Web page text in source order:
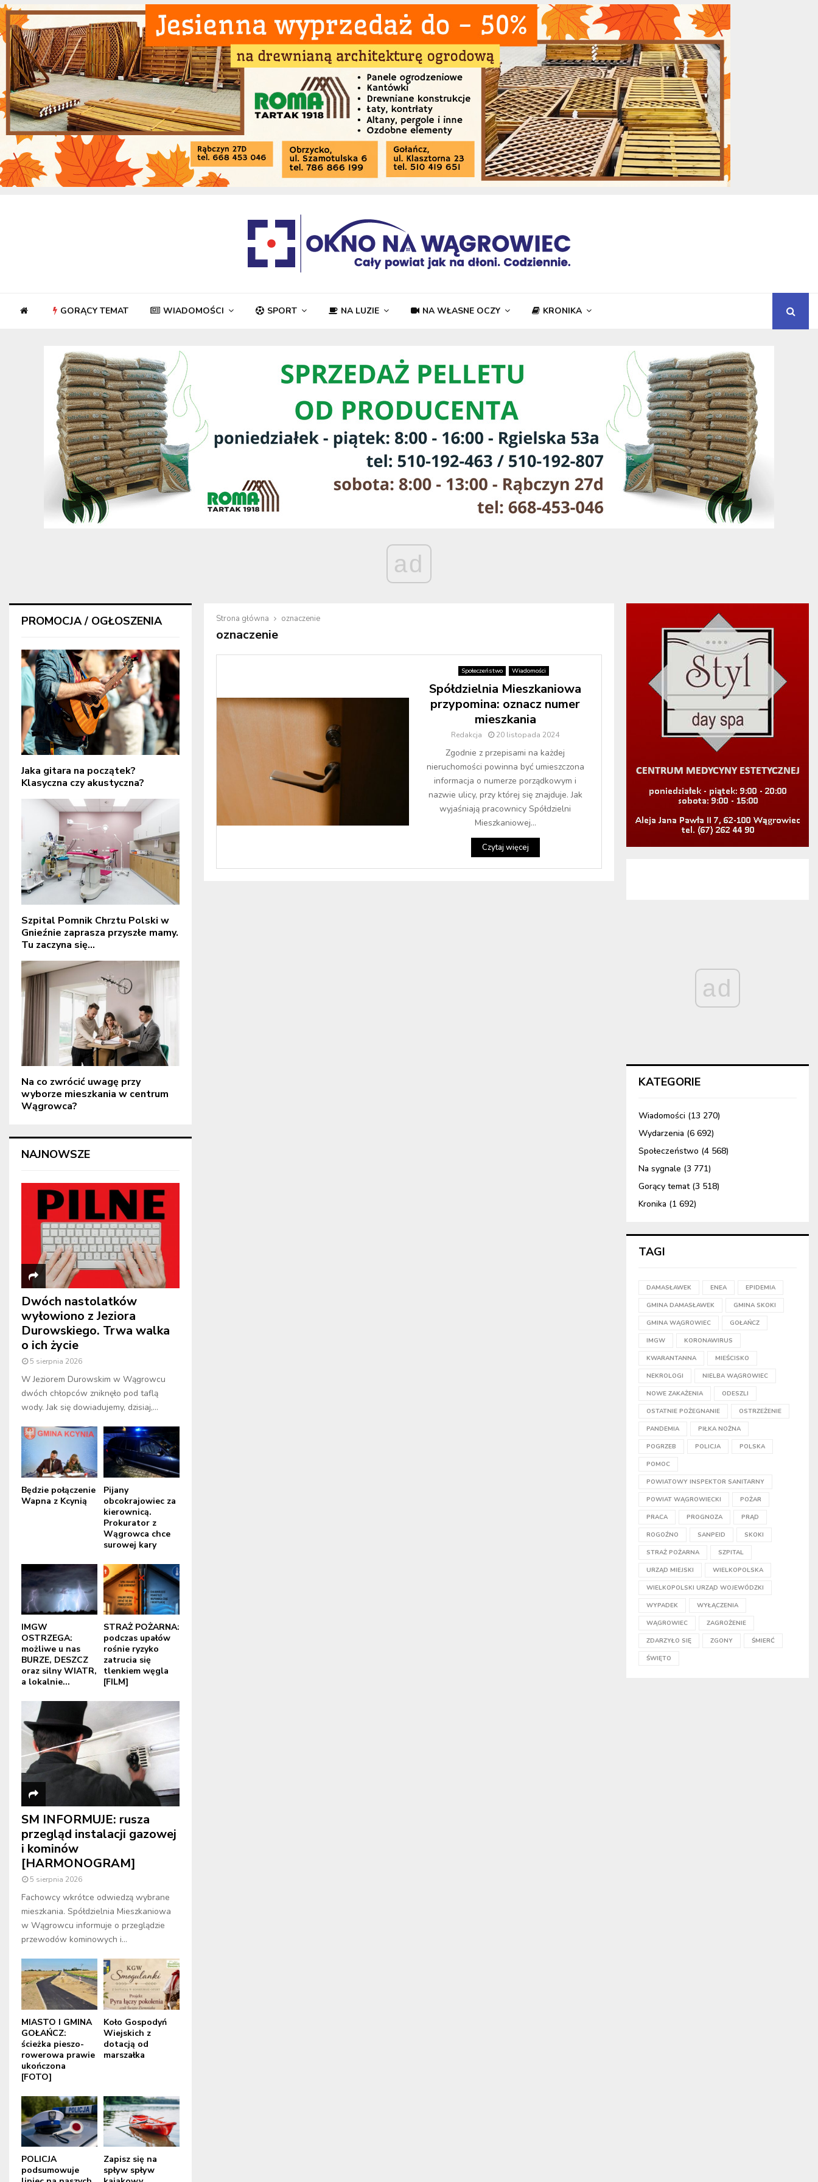
GORĄCY TEMAT WIADOMOŚCI SPORT NA LUZIE NA WŁASNE OCZY KRONIKA
ad
Strona główna oznaczenie
oznaczenie
Społeczeństwo Wiadomości
Spółdzielnia Mieszkaniowa
przypomina: oznacz numer
mieszkania
Redakcja 20 listopada 2024
Zgodnie z przepisami na każdej
nieruchomości powinna być umieszczona
informacja o numerze porządkowym i
nazwie ulicy, przy której się znajduje. Jak
wyjaśniają pracownicy Spółdzielni
Mieszkaniowej...
Czytaj więcej
PROMOCJA / OGŁOSZENIA
Jaka gitara na początek?
Klasyczna czy akustyczna?
Szpital Pomnik Chrztu Polski w
Gnieźnie zaprasza przyszłe mamy.
Tu zaczyna się...
Na co zwrócić uwagę przy
wyborze mieszkania w centrum
Wągrowca?
NAJNOWSZE
Dwóch nastolatków
wyłowiono z Jeziora
Durowskiego. Trwa walka
o ich życie
5 sierpnia 2026
W Jeziorem Durowskim w Wągrowcu
dwóch chłopców zniknęło pod taflą
wody. Jak się dowiadujemy, dzisiaj,...
Będzie połączenie
Wapna z Kcynią
Pijany
obcokrajowiec za
kierownicą.
Prokurator z
Wągrowca chce
surowej kary
IMGW
OSTRZEGA:
możliwe u nas
BURZE, DESZCZ
oraz silny WIATR,
a lokalnie...
STRAŻ POŻARNA:
podczas upałów
rośnie ryzyko
zatrucia się
tlenkiem węgla
[FILM]
SM INFORMUJE: rusza
przegląd instalacji gazowej
i kominów
[HARMONOGRAM]
5 sierpnia 2026
Fachowcy wkrótce odwiedzą wybrane
mieszkania. Spółdzielnia Mieszkaniowa
w Wągrowcu informuje o przeglądzie
przewodów kominowych i...
MIASTO I GMINA
GOŁAŃCZ:
ścieżka pieszo-
rowerowa prawie
ukończona
[FOTO]
Koło Gospodyń
Wiejskich z
dotacją od
marszałka
POLICJA
podsumowuje
Zapisz się na
spływ spływ
ad
KATEGORIE
Wiadomości (13 270)
Wydarzenia (6 692)
Społeczeństwo (4 568)
Na sygnale (3 771)
Gorący temat(3 518)
Kronika (1 692)
TAGI
DAMASŁAWEK ENEA EPIDEMIA
GMINA DAMASŁAWEK GMINA SKOKI
GMINA WĄGROWIEC GOŁAŃCZ
IMGW KORONAWIRUS
KWARANTANNA MIEŚCISKO
NEKROLOGI NIELBA WĄGROWIEC
NOWE ZAKAŻENIA ODESZLI
OSTATNIE POŻEGNANIE OSTRZEŻENIE
PANDEMIA PIŁKA NOŻNA
POGRZEB POLICJA POLSKA
POMOC
POWIATOWY INSPEKTOR SANITARNY
POWIAT WĄGROWIECKI POŻAR
PRACA PROGNOZA PRĄD
ROGOŹNO SANPEID SKOKI
STRAŻ POŻARNA SZPITAL
URZĄD MIEJSKI WIELKOPOLSKA
WIELKOPOLSKI URZĄD WOJEWÓDZKI
WYPADEK WYŁĄCZENIA
WĄGROWIEC ZAGROŻENIE
ZDARZYŁO SIĘ ZGONY ŚMIERĆ
ŚWIĘTO